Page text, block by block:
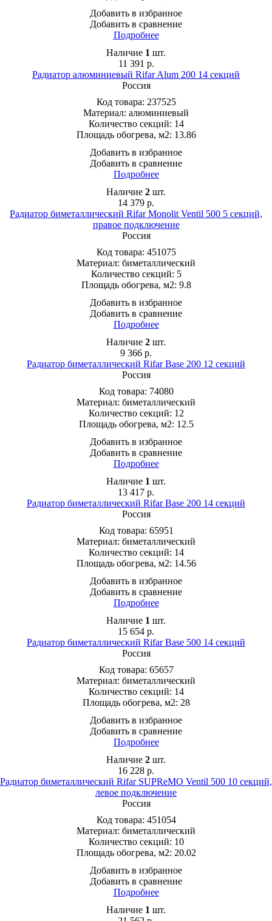
Добавить в избранное
Добавить в сравнение
Подробнее
Наличие 1 шт.
11 391 р.
Радиатор алюминиевый Rifar Alum 200 14 секций
Россия
Код товара: 237525
Материал: алюминиевый
Количество секций: 14
Площадь обогрева, м2: 13.86
Добавить в избранное
Добавить в сравнение
Подробнее
Наличие 2 шт.
14 379 р.
Радиатор биметаллический Rifar Monolit Ventil 500 5 секций,
правое подключение
Россия
Код товара: 451075
Материал: биметаллический
Количество секций: 5
Площадь обогрева, м2: 9.8
Добавить в избранное
Добавить в сравнение
Подробнее
Наличие 2 шт.
9 366 р.
Радиатор биметаллический Rifar Base 200 12 секций
Россия
Код товара: 74080
Материал: биметаллический
Количество секций: 12
Площадь обогрева, м2: 12.5
Добавить в избранное
Добавить в сравнение
Подробнее
Наличие 1 шт.
13 417 р.
Радиатор биметаллический Rifar Base 200 14 секций
Россия
Код товара: 65951
Материал: биметаллический
Количество секций: 14
Площадь обогрева, м2: 14.56
Добавить в избранное
Добавить в сравнение
Подробнее
Наличие 1 шт.
15 654 р.
Радиатор биметаллический Rifar Base 500 14 секций
Россия
Код товара: 65657
Материал: биметаллический
Количество секций: 14
Площадь обогрева, м2: 28
Добавить в избранное
Добавить в сравнение
Подробнее
Наличие 2 шт.
16 228 р.
Радиатор биметаллический Rifar SUPReMO Ventil 500 10 секций,
левое подключение
Россия
Код товара: 451054
Материал: биметаллический
Количество секций: 10
Площадь обогрева, м2: 20.02
Добавить в избранное
Добавить в сравнение
Подробнее
Наличие 1 шт.